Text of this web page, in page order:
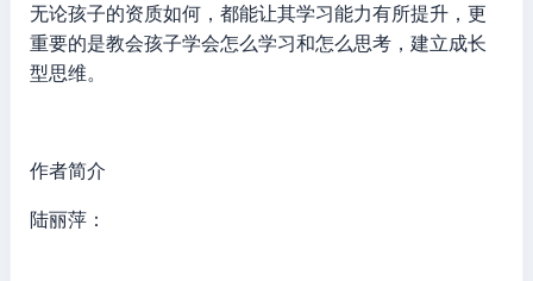
无论孩子的资质如何，都能让其学习能力有所提升，更
重要的是教会孩子学会怎么学习和怎么思考，建立成长
型思维。
作者简介
陆丽萍：